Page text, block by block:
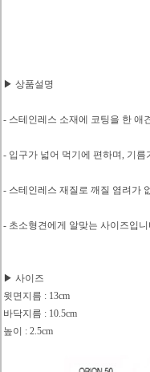
▶ 상품설명
- 스테인레스 소재에 코팅을 한 애
- 입구가 넓어 먹기에 편하며, 기름
- 스테인레스 재질로 깨질 염려가
- 초소형견에게 알맞는 사이즈입니
▶ 사이즈
윗면지름 : 13cm
바닥지름 : 10.5cm
높이 : 2.5cm